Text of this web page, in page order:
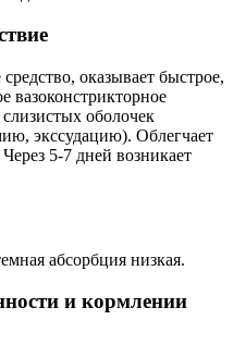
оказывает быстрое,
вазоконстрикторное
оболочек
экссудацию). Облегчает
5-7 дней возникает
абсорбция низкая.
и кормлении